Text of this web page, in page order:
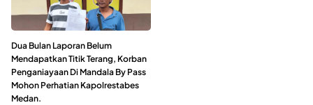
Dua Bulan Laporan Belum
Mendapatkan Titik Terang, Korban
Penganiayaan Di Mandala By Pass
Mohon Perhatian Kapolrestabes
Medan.